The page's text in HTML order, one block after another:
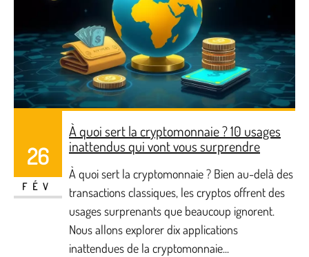
26
FÉV
À quoi sert la cryptomonnaie ? 10 usages
inattendus qui vont vous surprendre
À quoi sert la cryptomonnaie ? Bien au-delà des
transactions classiques, les cryptos offrent des
usages surprenants que beaucoup ignorent.
Nous allons explorer dix applications
inattendues de la cryptomonnaie...